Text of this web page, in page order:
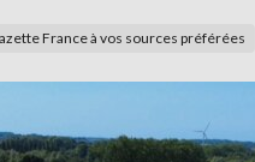
France à vos sources préférées